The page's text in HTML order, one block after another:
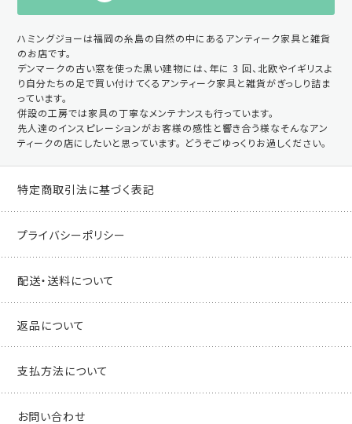
ハミングジョーは福岡の糸島の自然の中にあるアンティーク家具と雑貨
のお店です。
デンマークの古い窓を使った黒い建物には、年に 3 回、北欧やイギリスよ
り自分たちの足で買い付けてくるアンティーク家具と雑貨がぎっしり詰ま
っています。
併設の工房では家具の丁寧なメンテナンスも行っています。
先人達のインスピレーションがお客様の感性と響き合う様なそんなアン
ティークの店にしたいと思っています。 どうぞごゆっくりお過しください。
特定商取引法に基づく表記
プライバシーポリシー
配送・送料について
返品について
支払方法について
お問い合わせ